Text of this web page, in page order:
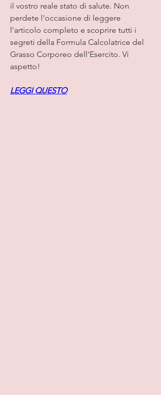
il vostro reale stato di salute. Non
perdete l'occasione di leggere
l'articolo completo e scoprire tutti i
segreti della Formula Calcolatrice del
Grasso Corporeo dell'Esercito. Vi
aspetto!
LEGGI QUESTO